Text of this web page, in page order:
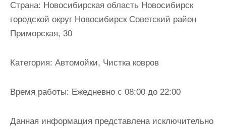
Страна: Новосибирская область Новосибирск
городской округ Новосибирск Советский район
Приморская, 30
Категория: Автомойки, Чистка ковров
Время работы: Ежедневно с 08:00 до 22:00
Данная информация представлена исключительно